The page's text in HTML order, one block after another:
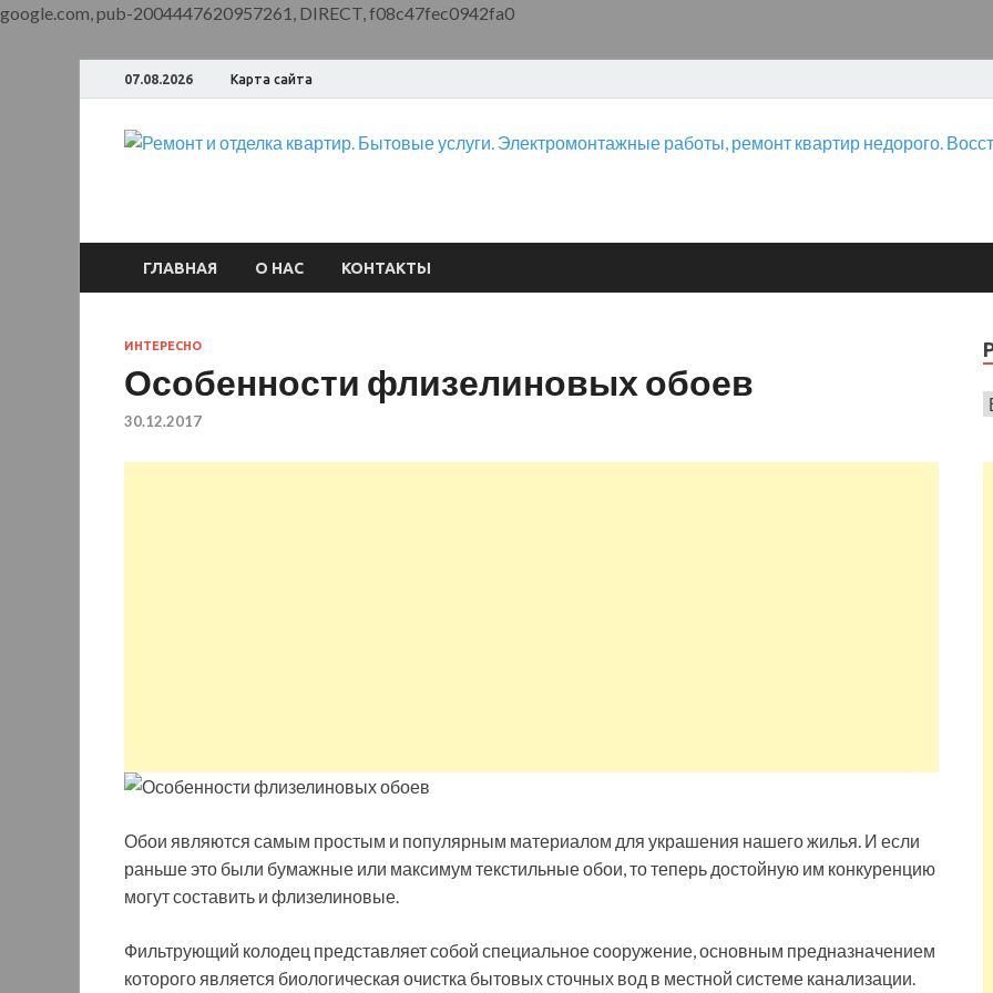
google.com, pub-2004447620957261, DIRECT, f08c47fec0942fa0
07.08.2026 Карта сайта
ГЛАВНАЯ О НАС КОНТАКТЫ
ИНТЕРЕСНО
Особенности флизелиновых обоев
30.12.2017
Обои являются самым простым и популярным материалом для украшения нашего жилья. И если
раньше это были бумажные или максимум текстильные обои, то теперь достойную им конкуренцию
могут составить и флизелиновые.
Фильтрующий колодец представляет собой специальное сооружение, основным предназначением
которого является биологическая очистка бытовых сточных вод в местной системе канализации.